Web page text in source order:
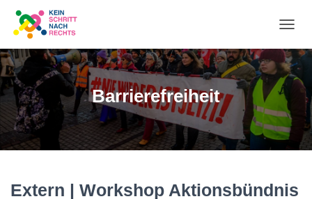
Barrierefreiheit
Extern | Workshop Aktionsbündnis